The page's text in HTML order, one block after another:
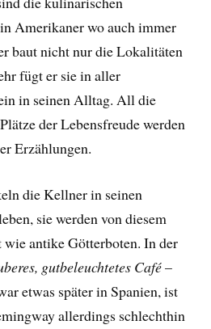
Amerikaner wo auch immer
baut nicht nur die Lokalitäten
fügt er sie in aller
in seinen Alltag. All die
der Lebensfreude werden
Erzählungen.
die Kellner in seinen
sie werden von diesem
antike Götterboten. In der
gutbeleuchtetes Café–
etwas später in Spanien, ist
allerdings schlechthin